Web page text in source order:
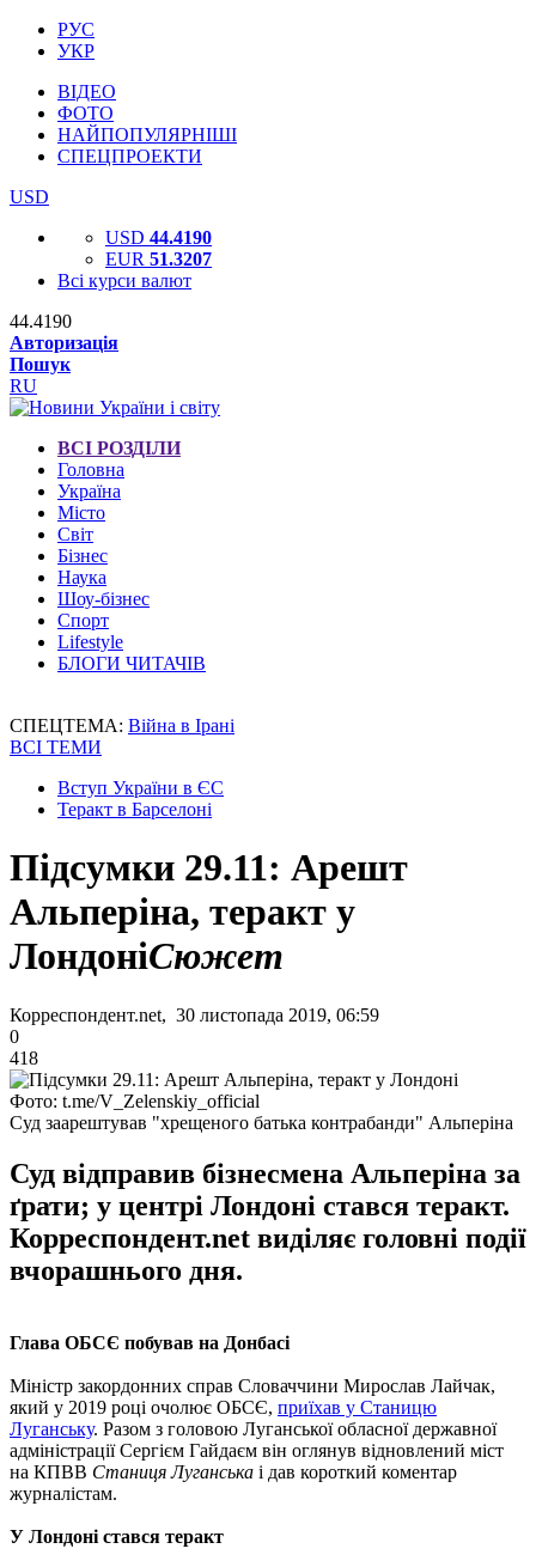
РУС
УКР
ВІДЕО
ФОТО
НАЙПОПУЛЯРНІШІ
СПЕЦПРОЕКТИ
USD
USD 44.4190
EUR 51.3207
Всі курси валют
44.4190
Авторизація
Пошук
RU
ВСІ РОЗДІЛИ
Головна
Україна
Місто
Світ
Бізнес
Наука
Шоу-бізнес
Спорт
Lifestyle
БЛОГИ ЧИТАЧІВ
СПЕЦТЕМА: Війна в Ірані
ВСІ ТЕМИ
Вступ України в ЄС
Теракт в Барселоні
Підсумки 29.11: Арешт
Альперіна, теракт у
ЛондоніСюжет
Корреспондент.net, 30 листопада 2019, 06:59
0
418
Фото: t.me/V_Zelenskiy_official
Суд заарештував "хрещеного батька контрабанди" Альперіна
Суд відправив бізнесмена Альперіна за
ґрати; у центрі Лондоні стався теракт.
Корреспондент.net виділяє головні події
вчорашнього дня.
Глава ОБСЄ побував на Донбасі
Міністр закордонних справ Словаччини Мирослав Лайчак,
який у 2019 році очолює ОБСЄ, приїхав у Станицю
Луганську. Разом з головою Луганської обласної державної
адміністрації Сергієм Гайдаєм він оглянув відновлений міст
на КПВВ Станиця Луганська і дав короткий коментар
журналістам.
У Лондоні стався теракт